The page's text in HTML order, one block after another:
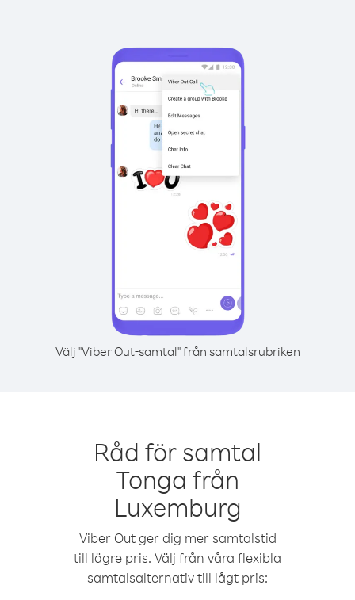
Välj "Viber Out-samtal" från samtalsrubriken
Råd för samtal
Tonga från
Luxemburg
Viber Out ger dig mer samtalstid
till lägre pris. Välj från våra flexibla
samtalsalternativ till lågt pris: